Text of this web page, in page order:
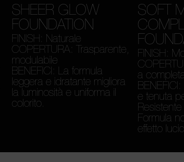
SHEER GLOW
FOUNDATION
FINISH: Naturale
COPERTURA: Trasparente,
modulabile
BENEFICI: La formula
leggera e idratante migliora
la luminosità e uniforma il
colorito.
SOFT
FINISH:
a
e tenuta
Formula
effetto